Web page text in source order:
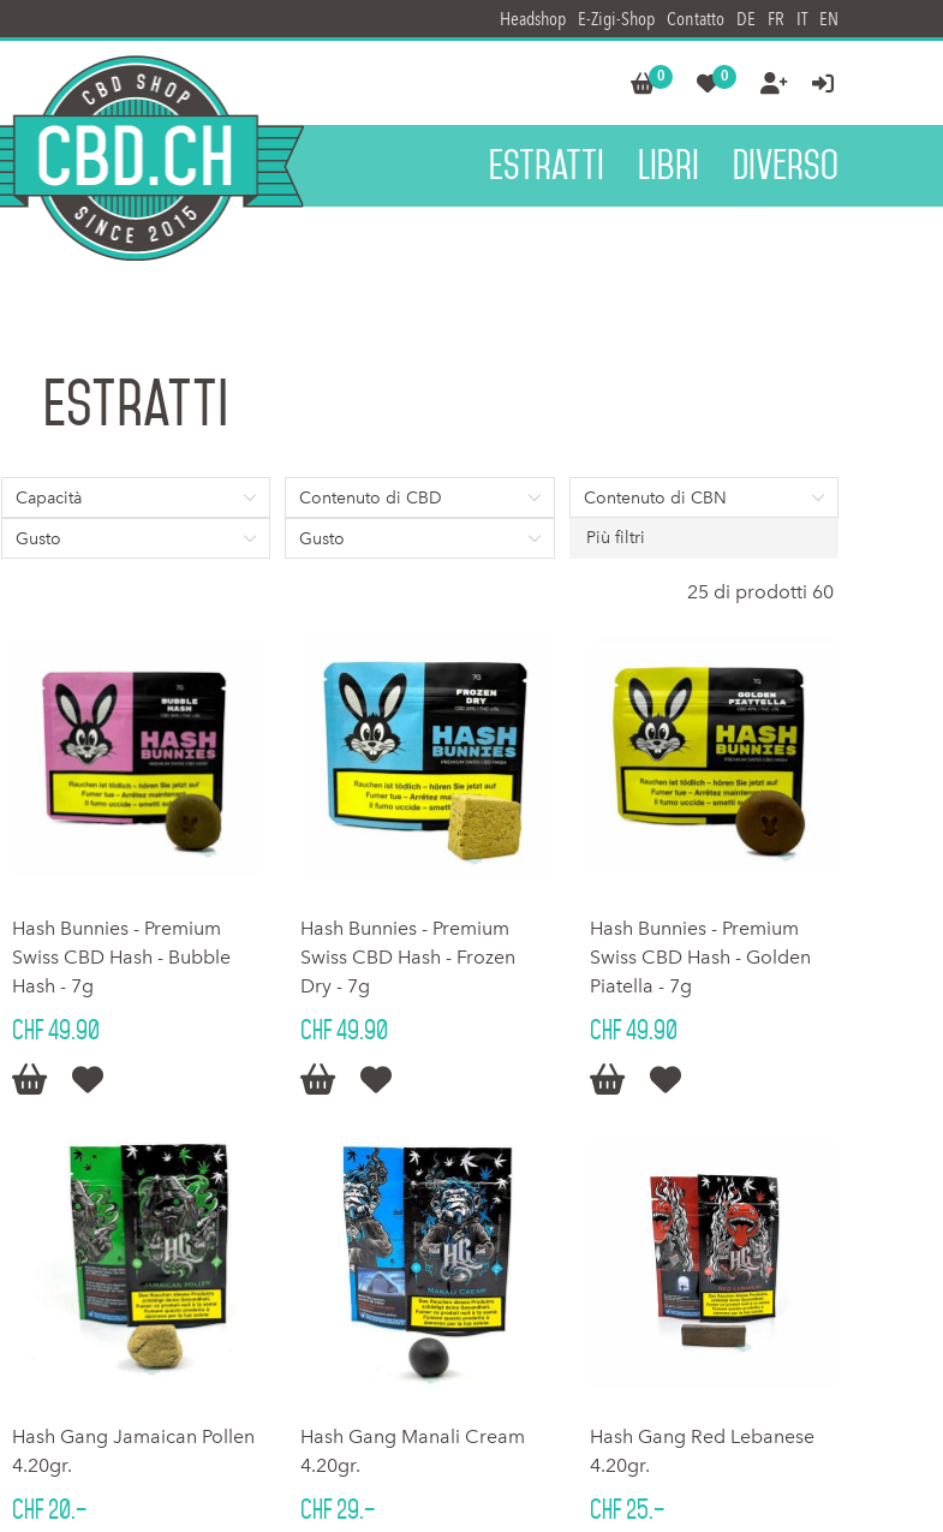
Headshop E-Zigi-Shop Contatto DE FR IT EN
0 0  
Estratti Libri Diverso
Estratti
Capacità Contenuto di CBD
Contenuto di CBN
Gusto Gusto Più filtri
25 di prodotti 60
Hash Bunnies - Premium
Swiss CBD Hash - Bubble
Hash - 7g
CHF 49.90
 
Hash Bunnies - Premium
Swiss CBD Hash - Frozen
Dry - 7g
CHF 49.90
 
Hash Bunnies - Premium
Swiss CBD Hash - Golden
Piatella - 7g
CHF 49.90
 
Hash Gang Jamaican Pollen
4.20gr.
CHF 20.–
Hash Gang Manali Cream
4.20gr.
CHF 29.–
Hash Gang Red Lebanese
4.20gr.
CHF 25.–